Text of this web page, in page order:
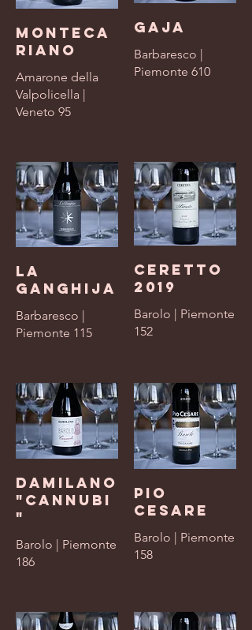
Monteca
riano
Amarone della
Valpolicella |
Veneto 95
Gaja
Barbaresco |
Piemonte 610
La
Ganghija
Barbaresco |
Piemonte 115
Ceretto
2019
Barolo | Piemonte
152
Damilano
"Cannubi
"
Barolo | Piemonte
186
Pio
Cesare
Barolo | Piemonte
158